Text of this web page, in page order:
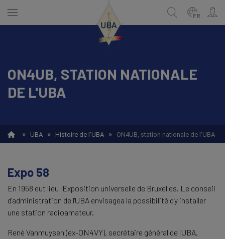
FR
NEDERLANDS
FRANÇAIS
Recherche
ON4UB, STATION NATIONALE
DE L'UBA
» UBA » Histoire de l'UBA » ON4UB, station nationale de l'UBA
Expo 58
En 1958 eut lieu l'Exposition universelle de Bruxelles. Le conseil
d'administration de l'UBA envisagea la possibilité d'y installer
une station radioamateur.
René Vanmuysen (ex-ON4VY), secrétaire général de l'UBA,